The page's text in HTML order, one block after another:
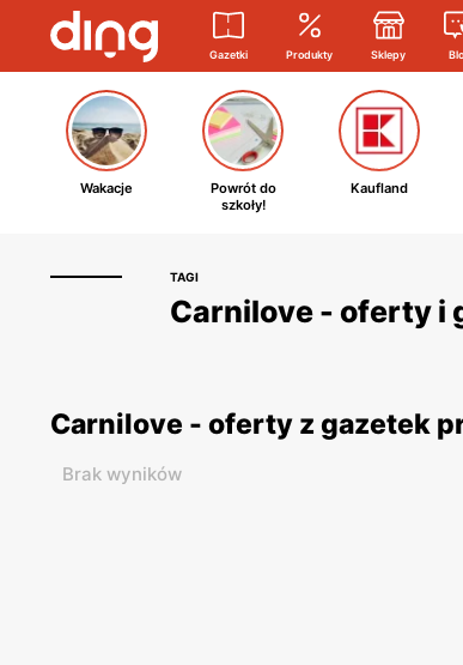
Gazetki Produkty Sklepy
Wakacje
Powrót do
szkoły!
Kaufland
TAGI
Carnilove - oferty i
Carnilove - oferty z gazetek
Brak wyników